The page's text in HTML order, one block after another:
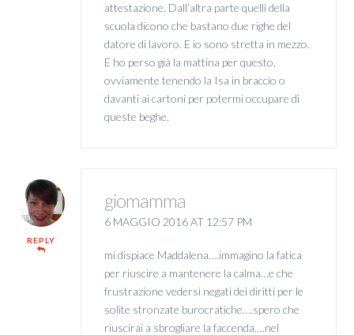
attestazione. Dall’altra parte quelli della
scuola dicono che bastano due righe del
datore di lavoro. E io sono stretta in mezzo.
E ho perso già la mattina per questo,
ovviamente tenendo la Isa in braccio o
davanti ai cartoni per potermi occupare di
queste beghe.
REPLY
giomamma
6 MAGGIO 2016 AT 12:57 PM
mi dispiace Maddalena….immagino la fatica
per riuscire a mantenere la calma…e che
frustrazione vedersi negati dei diritti per le
solite stronzate burocratiche….spero che
riuscirai a sbrogliare la faccenda….nel